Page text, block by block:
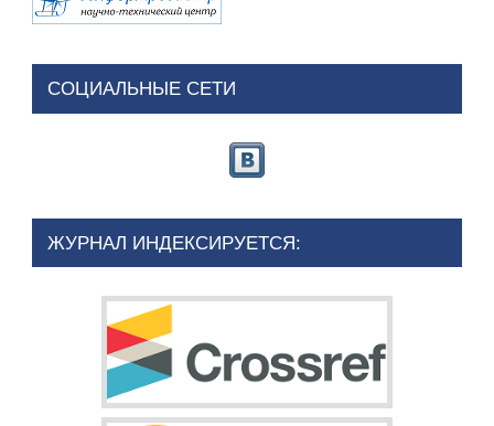
СОЦИАЛЬНЫЕ СЕТИ
ЖУРНАЛ ИНДЕКСИРУЕТСЯ: